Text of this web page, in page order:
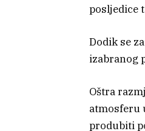
posljedice
Dodik se
izabranog
Oštra
atmosferu
produbiti